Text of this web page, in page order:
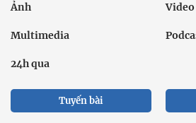
Ảnh Video
Multimedia
24h qua
Tuyến bài